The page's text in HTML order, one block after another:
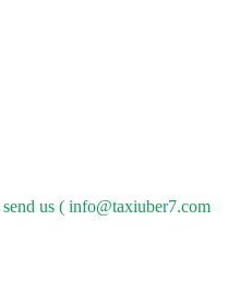
send us ( info@taxiuber7.com